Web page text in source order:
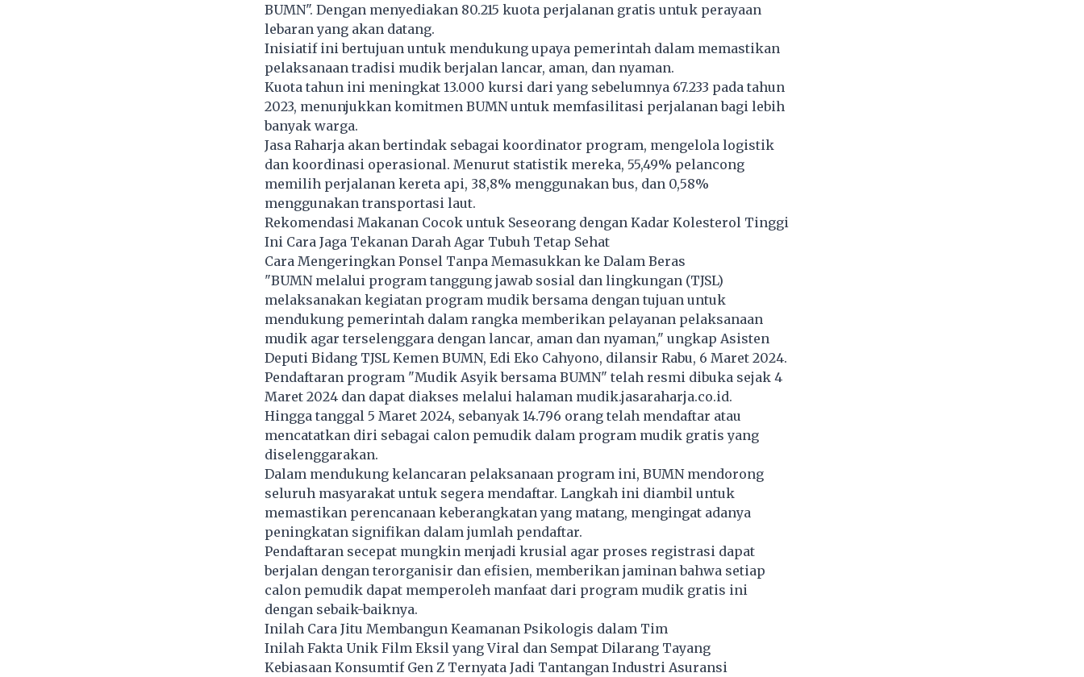
BUMN". Dengan menyediakan 80.215 kuota perjalanan gratis untuk perayaan
lebaran yang akan datang.
Inisiatif ini bertujuan untuk mendukung upaya pemerintah dalam memastikan
pelaksanaan tradisi mudik berjalan lancar, aman, dan nyaman.
Kuota tahun ini meningkat 13.000 kursi dari yang sebelumnya 67.233 pada tahun
2023, menunjukkan komitmen BUMN untuk memfasilitasi perjalanan bagi lebih
banyak warga.
Jasa Raharja akan bertindak sebagai koordinator program, mengelola logistik
dan koordinasi operasional. Menurut statistik mereka, 55,49% pelancong
memilih perjalanan kereta api, 38,8% menggunakan bus, dan 0,58%
menggunakan transportasi laut.
Rekomendasi Makanan Cocok untuk Seseorang dengan Kadar Kolesterol Tinggi
Ini Cara Jaga Tekanan Darah Agar Tubuh Tetap Sehat
Cara Mengeringkan Ponsel Tanpa Memasukkan ke Dalam Beras
"BUMN melalui program tanggung jawab sosial dan lingkungan (TJSL)
melaksanakan kegiatan program mudik bersama dengan tujuan untuk
mendukung pemerintah dalam rangka memberikan pelayanan pelaksanaan
mudik agar terselenggara dengan lancar, aman dan nyaman," ungkap Asisten
Deputi Bidang TJSL Kemen BUMN, Edi Eko Cahyono, dilansir Rabu, 6 Maret 2024.
Pendaftaran program "Mudik Asyik bersama BUMN" telah resmi dibuka sejak 4
Maret 2024 dan dapat diakses melalui halaman mudik.jasaraharja.co.id.
Hingga tanggal 5 Maret 2024, sebanyak 14.796 orang telah mendaftar atau
mencatatkan diri sebagai calon pemudik dalam program mudik gratis yang
diselenggarakan.
Dalam mendukung kelancaran pelaksanaan program ini, BUMN mendorong
seluruh masyarakat untuk segera mendaftar. Langkah ini diambil untuk
memastikan perencanaan keberangkatan yang matang, mengingat adanya
peningkatan signifikan dalam jumlah pendaftar.
Pendaftaran secepat mungkin menjadi krusial agar proses registrasi dapat
berjalan dengan terorganisir dan efisien, memberikan jaminan bahwa setiap
calon pemudik dapat memperoleh manfaat dari program mudik gratis ini
dengan sebaik-baiknya.
Inilah Cara Jitu Membangun Keamanan Psikologis dalam Tim
Inilah Fakta Unik Film Eksil yang Viral dan Sempat Dilarang Tayang
Kebiasaan Konsumtif Gen Z Ternyata Jadi Tantangan Industri Asuransi